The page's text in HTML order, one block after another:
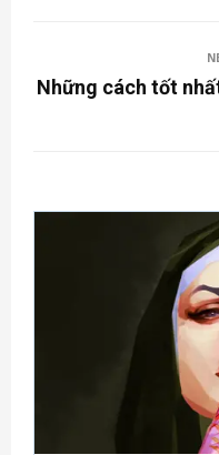
Những cách tốt